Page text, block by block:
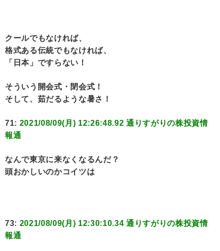
クールでもなければ、
格式ある伝統でもなければ、
「日本」ですらない！
そういう開会式・閉会式！
そして、茹だるような暑さ！
71: 2021/08/09(月) 12:26:48.92 通りすがりの株投資情
報通
なんで東京に来なくなるんだ？
頭おかしいのかコイツは
73: 2021/08/09(月) 12:30:10.34 通りすがりの株投資情
報通